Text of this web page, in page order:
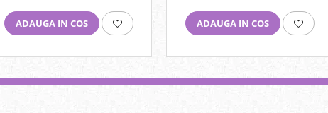
ADAUGA IN COS ADAUGA IN COS